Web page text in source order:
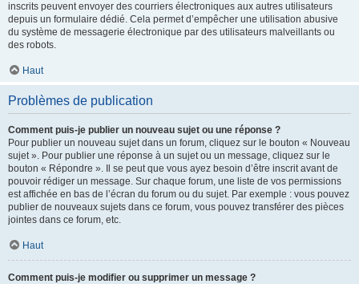
inscrits peuvent envoyer des courriers électroniques aux autres utilisateurs
depuis un formulaire dédié. Cela permet d’empêcher une utilisation abusive
du système de messagerie électronique par des utilisateurs malveillants ou
des robots.
Haut
Problèmes de publication
Comment puis-je publier un nouveau sujet ou une réponse ?
Pour publier un nouveau sujet dans un forum, cliquez sur le bouton « Nouveau
sujet ». Pour publier une réponse à un sujet ou un message, cliquez sur le
bouton « Répondre ». Il se peut que vous ayez besoin d’être inscrit avant de
pouvoir rédiger un message. Sur chaque forum, une liste de vos permissions
est affichée en bas de l’écran du forum ou du sujet. Par exemple : vous pouvez
publier de nouveaux sujets dans ce forum, vous pouvez transférer des pièces
jointes dans ce forum, etc.
Haut
Comment puis-je modifier ou supprimer un message ?